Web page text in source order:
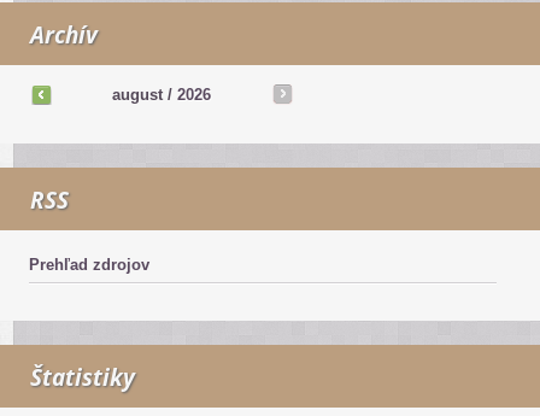
Archív
august / 2026
RSS
Prehľad zdrojov
Štatistiky